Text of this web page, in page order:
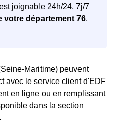
joignable 24h/24, 7j/7
votre département 76.
Maritime) peuvent
avec le service client d'EDF
en ligne ou en remplissant
dans la section